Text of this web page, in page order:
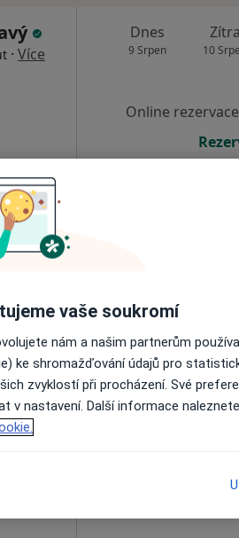
· Více
1 200 Kč
Dnes
9 Srpen
Zítra
10
Online
·Více
Dnes
Online
vaše soukromí
nám a našim partnerům
ke shromažďování údajů pro
zvyklostí při procházení. Své
v nastavení. Další informace